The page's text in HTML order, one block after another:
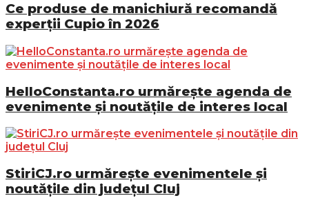
Ce produse de manichiură recomandă
experții Cupio în 2026
HelloConstanta.ro urmărește agenda de
evenimente și noutățile de interes local
StiriCJ.ro urmărește evenimentele și
noutățile din județul Cluj